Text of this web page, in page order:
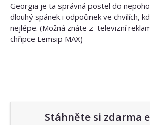
Georgia je ta správná postel do
dlouhý spánek i odpočinek ve chvílích,
nejlépe. (Možná znáte z televizní
chřipce Lemsip MAX)
Stáhněte si zdarma